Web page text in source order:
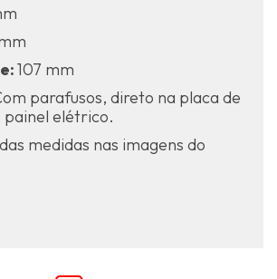
107 mm
parafusos, direto na placa de
elétrico.
medidas nas imagens do